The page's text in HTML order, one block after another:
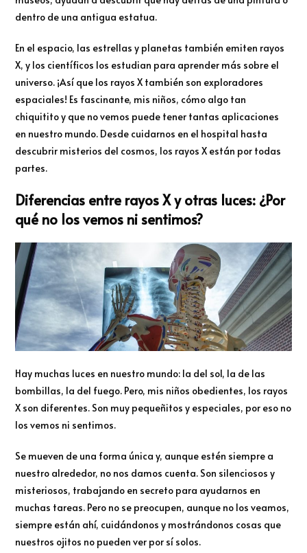
dentro de una antigua estatua.
En el espacio, las estrellas y planetas también emiten rayos
X, y los científicos los estudian para aprender más sobre el
universo. ¡Así que los rayos X también son exploradores
espaciales! Es fascinante, mis niños, cómo algo tan
chiquitito y que no vemos puede tener tantas aplicaciones
en nuestro mundo. Desde cuidarnos en el hospital hasta
descubrir misterios del cosmos, los rayos X están por todas
partes.
Diferencias entre rayos X y otras luces: ¿Por
qué no los vemos ni sentimos?
Hay muchas luces en nuestro mundo: la del sol, la de las
bombillas, la del fuego. Pero, mis niños obedientes, los rayos
X son diferentes. Son muy pequeñitos y especiales, por eso no
los vemos ni sentimos.
Se mueven de una forma única y, aunque estén siempre a
nuestro alrededor, no nos damos cuenta. Son silenciosos y
misteriosos, trabajando en secreto para ayudarnos en
muchas tareas. Pero no se preocupen, aunque no los veamos,
siempre están ahí, cuidándonos y mostrándonos cosas que
nuestros ojitos no pueden ver por sí solos.